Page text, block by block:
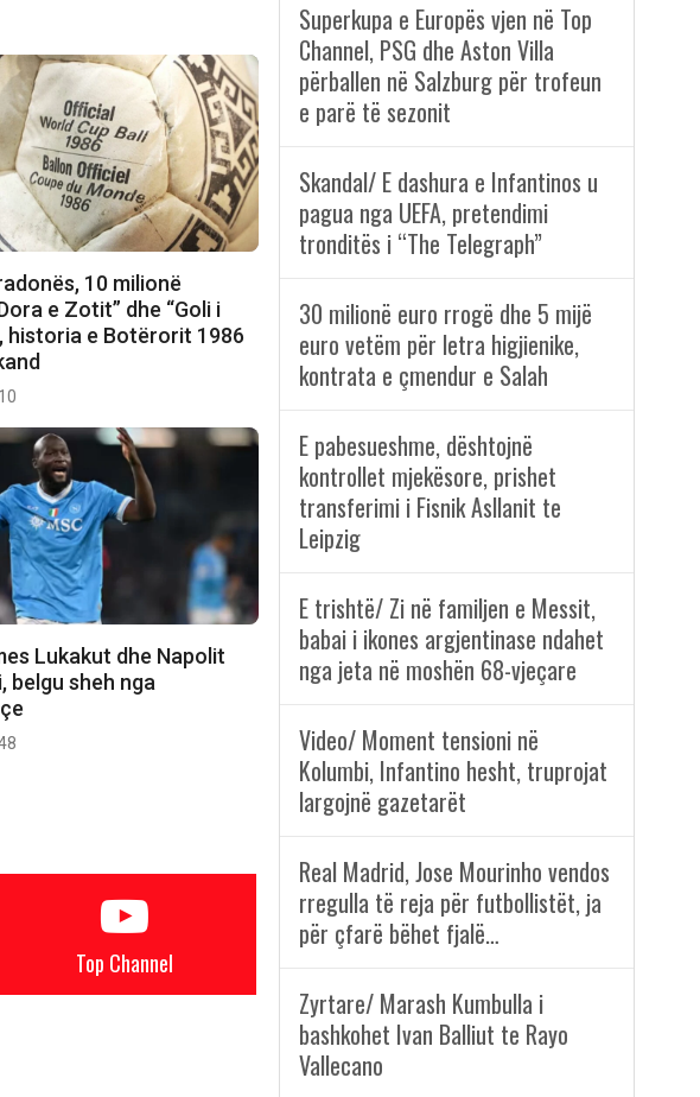
10 milionë
e Zotit” dhe “Goli i
historia e Botërorit 1986
Lukakut dhe Napolit
belgu sheh nga
Top Channel
Superkupa e Europës vjen në Top
Channel, PSG dhe Aston Villa
përballen në Salzburg për trofeun
e parë të sezonit
Skandal/ E dashura e Infantinos u
pagua nga UEFA, pretendimi
tronditës i “The Telegraph”
30 milionë euro rrogë dhe 5 mijë
euro vetëm për letra higjienike,
kontrata e çmendur e Salah
E pabesueshme, dështojnë
kontrollet mjekësore, prishet
transferimi i Fisnik Asllanit te
Leipzig
E trishtë/ Zi në familjen e Messit,
babai i ikones argjentinase ndahet
nga jeta në moshën 68-vjeçare
Video/ Moment tensioni në
Kolumbi, Infantino hesht, truprojat
largojnë gazetarët
Real Madrid, Jose Mourinho vendos
rregulla të reja për futbollistët, ja
për çfarë bëhet fjalë…
Zyrtare/ Marash Kumbulla i
bashkohet Ivan Balliut te Rayo
Vallecano